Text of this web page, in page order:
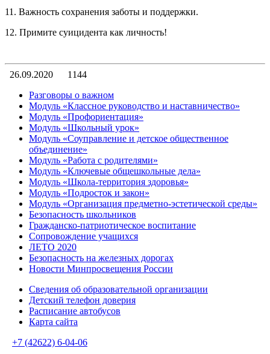
11. Важность сохранения заботы и поддержки.
12. Примите суицидента как личность!
26.09.2020
1144
Разговоры о важном
Модуль «Классное руководство и наставничество»
Модуль «Профориентация»
Модуль «Школьный урок»
Модуль «Соуправление и детское общественное
объединение»
Модуль «Работа с родителями»
Модуль «Ключевые общешкольные дела»
Модуль «Школа-территория здоровья»
Модуль «Подросток и закон»
Модуль «Организация предметно-эстетической среды»
Безопасность школьников
Гражданско-патриотическое воспитание
Сопровождение учащихся
ЛЕТО 2020
Безопасность на железных дорогах
Новости Минпросвещения России
Сведения об образовательной организации
Детский телефон доверия
Расписание автобусов
Карта сайта
+7 (42622) 6-04-06